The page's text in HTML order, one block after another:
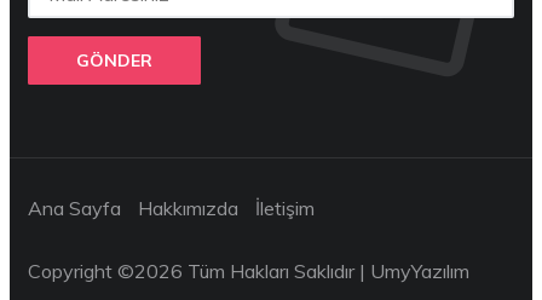
GÖNDER
Ana Sayfa Hakkımızda İletişim
Copyright ©2026 Tüm Hakları Saklıdır | UmyYazılım